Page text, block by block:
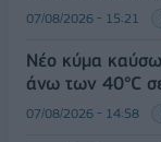
07/08/2026 - 15:21
Νέο κύμα
άνω των 40°C
07/08/2026 - 14:58